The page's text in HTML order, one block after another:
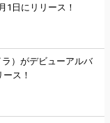
1日にリリース！
）がデビューアルバ
ス！